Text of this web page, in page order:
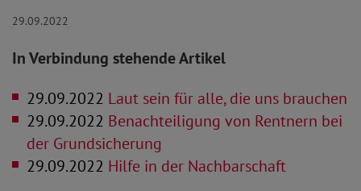
29.09.2022
In Verbindung stehende Artikel
29.09.2022 Laut sein für alle, die uns brauchen
29.09.2022 Benachteiligung von Rentnern bei
der Grundsicherung
29.09.2022 Hilfe in der Nachbarschaft